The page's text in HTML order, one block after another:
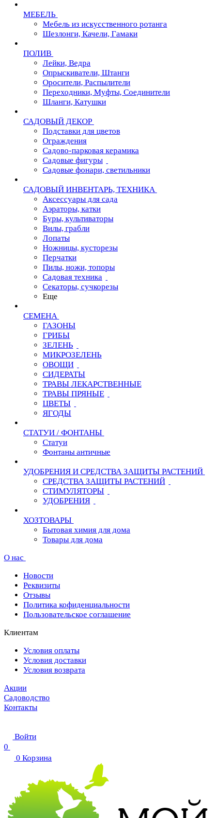
МЕБЕЛЬ
Мебель из искусственного ротанга
Шезлонги, Качели, Гамаки
ПОЛИВ
Лейки, Ведра
Опрыскиватели, Штанги
Оросители, Распылители
Переходники, Муфты, Соединители
Шланги, Катушки
САДОВЫЙ ДЕКОР
Подставки для цветов
Ограждения
Садово-парковая керамика
Садовые фигуры
Садовые фонари, светильники
САДОВЫЙ ИНВЕНТАРЬ, ТЕХНИКА
Аксессуары для сада
Аэраторы, катки
Буры, культиваторы
Вилы, грабли
Лопаты
Ножницы, кусторезы
Перчатки
Пилы, ножи, топоры
Садовая техника
Секаторы, сучкорезы
Еще
СЕМЕНА
ГАЗОНЫ
ГРИБЫ
ЗЕЛЕНЬ
МИКРОЗЕЛЕНЬ
ОВОЩИ
СИДЕРАТЫ
ТРАВЫ ЛЕКАРСТВЕННЫЕ
ТРАВЫ ПРЯНЫЕ
ЦВЕТЫ
ЯГОДЫ
СТАТУИ / ФОНТАНЫ
Статуи
Фонтаны античные
УДОБРЕНИЯ И СРЕДСТВА ЗАЩИТЫ РАСТЕНИЙ
СРЕДСТВА ЗАЩИТЫ РАСТЕНИЙ
СТИМУЛЯТОРЫ
УДОБРЕНИЯ
ХОЗТОВАРЫ
Бытовая химия для дома
Товары для дома
О нас
Новости
Реквизиты
Отзывы
Политика кофиденциальности
Пользовательское соглашение
Клиентам
Условия оплаты
Условия доставки
Условия возврата
Акции
Садоводство
Контакты
Войти
0
0 Корзина